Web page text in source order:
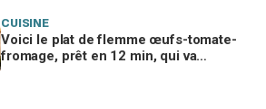
CUISINE
Voici le plat de flemme œufs-tomate-
fromage, prêt en 12 min, qui va